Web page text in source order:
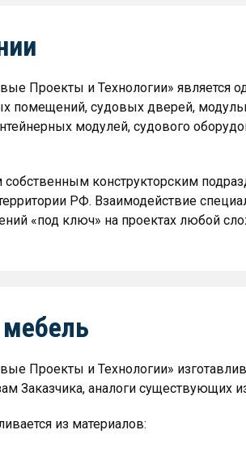
Проекты и Технологии» является
помещений, судовых дверей,
модулей, судового
конструкторским
РФ. Взаимодействие
«под ключ» на проектах любой
Проекты и Технологии»
Заказчика, аналоги существующих
из материалов: